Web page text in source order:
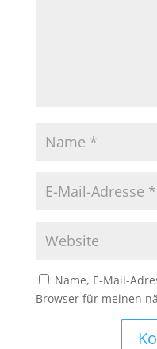
Name, E-Mail-
Browser für meinen